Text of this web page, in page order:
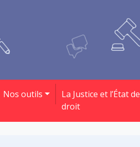
Nos outils
La Justice et l’État de
droit